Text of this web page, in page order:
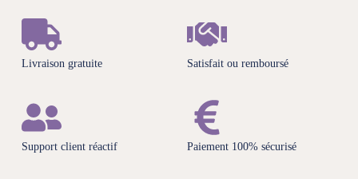
Livraison gratuite Satisfait ou remboursé
Support client réactif Paiement 100% sécurisé